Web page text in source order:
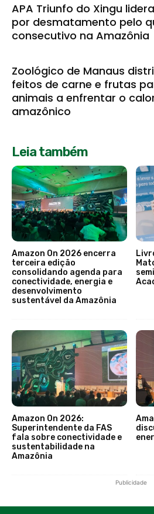
APA Triunfo do Xingu
por desmatamento pelo
consecutivo na Amazônia
Zoológico de Manaus
feitos de carne e frutas
animais a enfrentar o
amazônico
Leia também
Amazon On 2026 encerra
terceira edição
consolidando agenda para
conectividade, energia e
desenvolvimento
sustentável da Amazônia
Amazon On 2026:
Superintendente da FAS
fala sobre conectividade e
sustentabilidade na
Amazônia
Publicidade